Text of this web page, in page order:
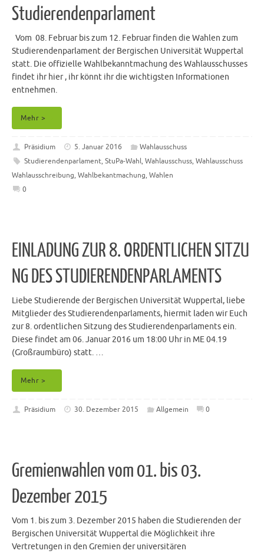
Studierendenparlament
Vom 08. Februar bis zum 12. Februar finden die Wahlen zum
Studierendenparlament der Bergischen Universität Wuppertal
statt. Die offizielle Wahlbekanntmachung des Wahlausschusses
findet ihr hier , ihr könnt ihr die wichtigsten Informationen
entnehmen.
Mehr >
Präsidium 5. Januar 2016
Wahlausschuss
Studierendenparlament, StuPa-Wahl, Wahlausschuss, Wahlausschuss
Wahlausschreibung, Wahlbekantmachung, Wahlen
0
EINLADUNG ZUR 8. ORDENTLICHEN SITZU
NG DES STUDIERENDENPARLAMENTS
Liebe Studierende der Bergischen Universität Wuppertal, liebe
Mitglieder des Studierendenparlaments, hiermit laden wir Euch
zur 8. ordentlichen Sitzung des Studierendenparlaments ein.
Diese findet am 06. Januar 2016 um 18:00 Uhr in ME 04.19
(Großraumbüro) statt. …
Mehr >
Präsidium 30. Dezember 2015 Allgemein 0
Gremienwahlen vom 01. bis 03.
Dezember 2015
Vom 1. bis zum 3. Dezember 2015 haben die Studierenden der
Bergischen Universität Wuppertal die Möglichkeit ihre
Vertretungen in den Gremien der universitären